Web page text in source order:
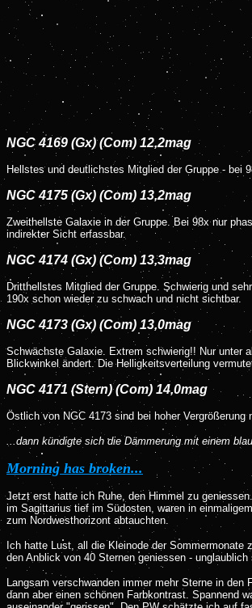
NGC 4169 (Gx) (Com) 12,2mag
Hellstes und deutlichstes Mitglied der Gruppe - bei
NGC 4175 (Gx) (Com) 13,2mag
Zweithellste Galaxie in der Gruppe. Bei 98x nur
indirekter Sicht erfassbar.
NGC 4174 (Gx) (Com) 13,3mag
Dritthellstes Mitglied der Gruppe. Schwierig und
190x schon wieder zu schwach und nicht sichtbar.
NGC 4173 (Gx) (Com) 13,0mag
Schwächste Galaxie. Extrem schwierig!! Nur unter
Blickwinkel ändert. Die Helligkeitsverteilung
NGC 4171 (Stern) (Com) 14,0mag
Östlich von NGC 4173 sind bei hoher
...dann kündigte sich die Dämmerung mit einem
Morning has broken...
Jetzt erst hatte ich Ruhe, den Himmel zu
im Sagittarius tief im Südosten, waren in
zum Nordwesthorizont abtauchten.
Ich hatte Lust, all die Kleinode der
den Anblick von 40 Sternen geniessen -
Langsam verschwanden immer mehr Sterne in
dann aber einen schönen Farbkontrast. Spannend